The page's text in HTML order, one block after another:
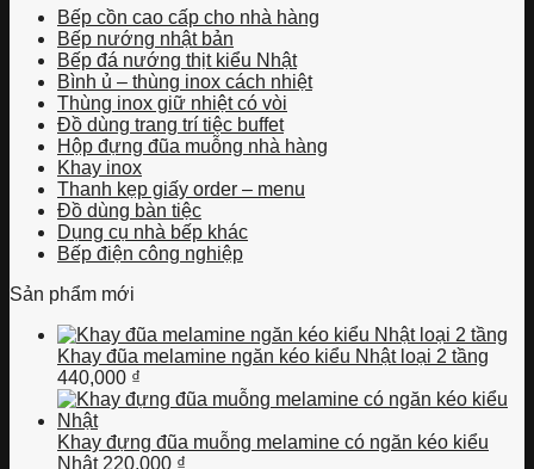
Bếp cồn cao cấp cho nhà hàng
Bếp nướng nhật bản
Bếp đá nướng thịt kiểu Nhật
Bình ủ – thùng inox cách nhiệt
Thùng inox giữ nhiệt có vòi
Đồ dùng trang trí tiệc buffet
Hộp đựng đũa muỗng nhà hàng
Khay inox
Thanh kẹp giấy order – menu
Đồ dùng bàn tiệc
Dụng cụ nhà bếp khác
Bếp điện công nghiệp
Sản phẩm mới
Khay đũa melamine ngăn kéo kiểu Nhật loại 2 tầng
440,000 ₫
Khay đựng đũa muỗng melamine có ngăn kéo kiểu
Nhật 220,000 ₫